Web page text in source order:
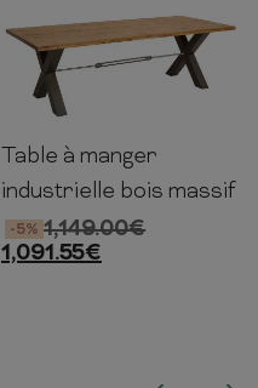
76cm 200cm
Table à manger
industrielle bois massif
1,149.00€
-5%
1,091.55€